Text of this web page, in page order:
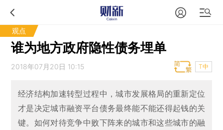
观点
谁为地方政府隐性债务埋单
2018年07月20日 10:15 T中
经济结构加速转型过程中，城市发展格局的重新定位
才是决定城市融资平台债务最终能不能还得起钱的关
键。如何对待竞争中败下阵来的城市和这些城市的融